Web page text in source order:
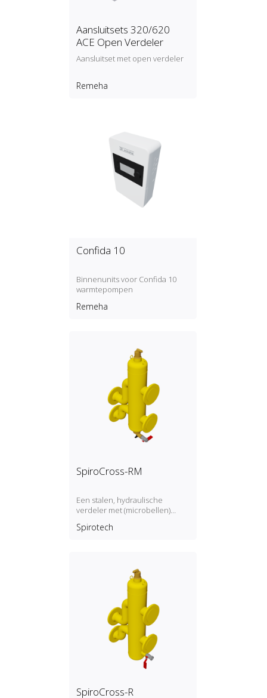
Aansluitsets 320/620
ACE Open Verdeler
Aansluitset met open verdeler
Remeha
Confida 10
Binnenunits voor Confida 10
warmtepompen
Remeha
SpiroCross-RM
Een stalen, hydraulische
verdeler met (microbellen)
magnetische vuilafscheider met
Spirotech
SpiroCross-R